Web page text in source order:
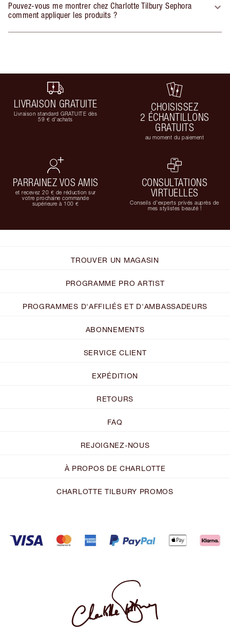
Pouvez-vous me montrer chez Charlotte Tilbury Sephora
comment appliquer les produits ?
LIVRAISON GRATUITE
Livraison standard GRATUITE dès
59 € d'achats
CHOISISSEZ
2 ÉCHANTILLONS
GRATUITS
au moment du paiement
PARRAINEZ VOS AMIS
et recevez 20 € de réduction sur
votre prochaine commande
supérieure à 100 €
CONSULTATIONS
VIRTUELLES
Conseils d'experts privés auprès de
mes stylistes beauté !
TROUVER UN MAGASIN
PROGRAMME PRO ARTIST
PROGRAMMES D'AFFILIÉS ET D'AMBASSADEURS
ABONNEMENTS
SERVICE CLIENT
EXPÉDITION
RETOURS
FAQ
REJOIGNEZ-NOUS
À PROPOS DE CHARLOTTE
CHARLOTTE TILBURY PROMOS